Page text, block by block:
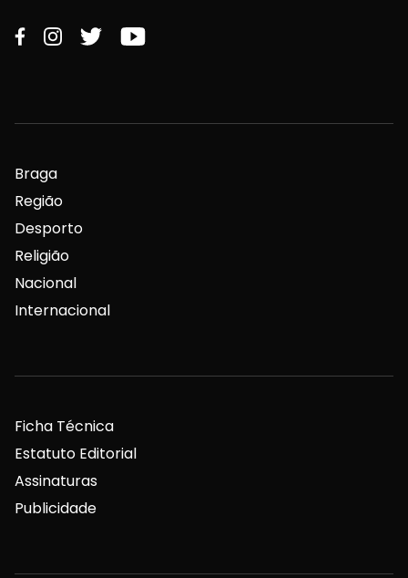
Braga
Região
Desporto
Religião
Nacional
Internacional
Ficha Técnica
Estatuto Editorial
Assinaturas
Publicidade